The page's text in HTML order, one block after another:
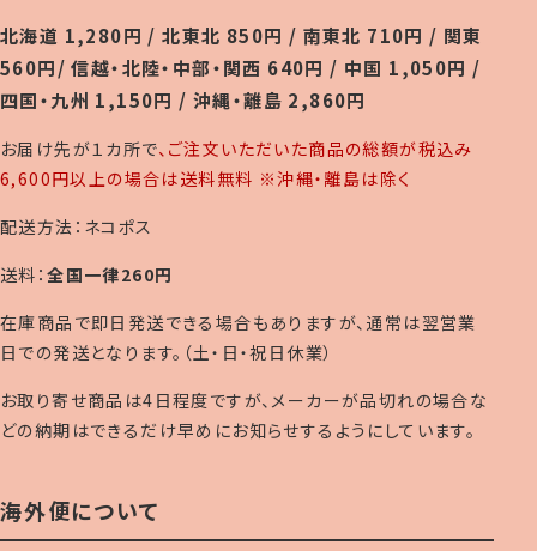
北海道 1,280円 / 北東北 850円 / 南東北 710円 / 関東
560円/ 信越・北陸・中部・関西 640円 / 中国 1,050円 /
四国・九州 1,150円 / 沖縄・離島 2,860円
お届け先が１カ所で、ご注文いただいた商品の総額が税込み
6,600円以上の場合は送料無料 ※沖縄・離島は除く
配送方法：ネコポス
送料：全国一律260円
在庫商品で即日発送できる場合もありますが、通常は翌営業
日での発送となります。（土・日・祝日休業）
お取り寄せ商品は4日程度ですが、メーカーが品切れの場合な
どの納期はできるだけ早めにお知らせするようにしています。
海外便について